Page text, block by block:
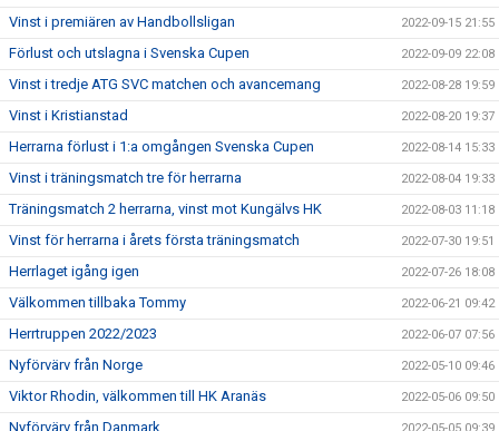
Vinst i premiären av Handbollsligan 2022-09-15 21:55
Förlust och utslagna i Svenska Cupen 2022-09-09 22:08
Vinst i tredje ATG SVC matchen och avancemang 2022-08-28 19:59
Vinst i Kristianstad 2022-08-20 19:37
Herrarna förlust i 1:a omgången Svenska Cupen 2022-08-14 15:33
Vinst i träningsmatch tre för herrarna 2022-08-04 19:33
Träningsmatch 2 herrarna, vinst mot Kungälvs HK 2022-08-03 11:18
Vinst för herrarna i årets första träningsmatch 2022-07-30 19:51
Herrlaget igång igen 2022-07-26 18:08
Välkommen tillbaka Tommy 2022-06-21 09:42
Herrtruppen 2022/2023 2022-06-07 07:56
Nyförvärv från Norge 2022-05-10 09:46
Viktor Rhodin, välkommen till HK Aranäs 2022-05-06 09:50
Nyförvärv från Danmark 2022-05-05 09:39